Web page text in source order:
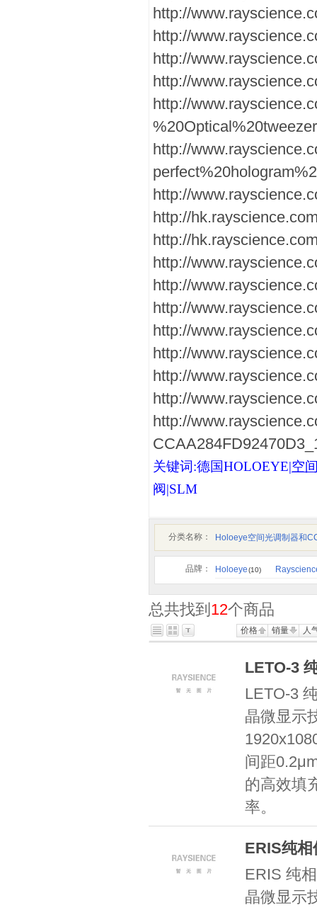
http://
http://
http://
http://
http://
http://
http://
http://
http://
http://
http://
http://
http://
http://
http://
http://
http://
关键词:德国HOLOEYE|空
阀|SLM
分类名称： Holoeye空间光调制器和
品牌： Holoeye(10)
总共找到 12个商品
价格 销量 人
LETO-3
LETO-3
晶微显示
间距
的高效填
率。
ERIS纯
ERIS 纯
晶微显示